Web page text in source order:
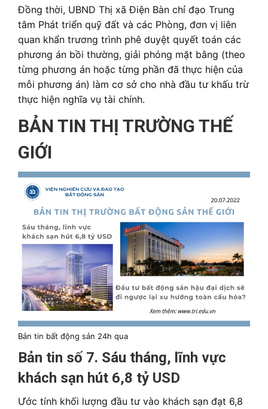
Đồng thời, UBND Thị xã Điện Bàn chỉ đạo Trung
tâm Phát triển quỹ đất và các Phòng, đơn vị liên
quan khẩn trương trình phê duyệt quyết toán các
phương án bồi thường, giải phóng mặt bằng (theo
từng phương án hoặc từng phần đã thực hiện của
mỗi phương án) làm cơ sở cho nhà đầu tư khấu trừ
thực hiện nghĩa vụ tài chính.
BẢN TIN THỊ TRƯỜNG THẾ
GIỚI
Bản tin bất động sản 24h qua
Bản tin số 7. Sáu tháng, lĩnh vực
khách sạn hút 6,8 tỷ USD
Ước tính khối lượng đầu tư vào khách sạn đạt 6,8